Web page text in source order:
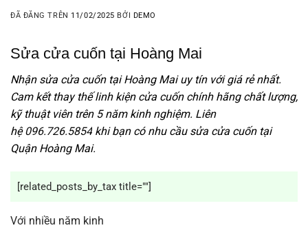
ĐÃ ĐĂNG TRÊN 11/02/2025 BỞI DEMO
Sửa cửa cuốn tại Hoàng Mai
Nhận sửa cửa cuốn tại Hoàng Mai uy tín với giá rẻ nhất.
Cam kết thay thế linh kiện cửa cuốn chính hãng chất lượng,
kỹ thuật viên trên 5 năm kinh nghiệm. Liên
hệ096.726.5854 khi bạn có nhu cầu sửa cửa cuốn tại
Quận Hoàng Mai.
[related_posts_by_tax title=""]
Với nhiều năm kinh